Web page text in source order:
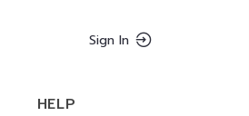
Sign In
HELP